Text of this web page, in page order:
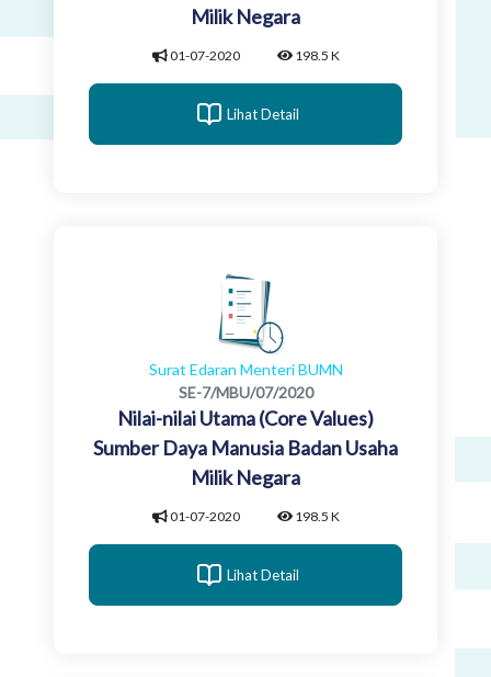
Milik Negara
01-07-2020 198.5 K
Lihat Detail
Surat Edaran Menteri BUMN
SE-7/MBU/07/2020
Nilai-nilai Utama (Core Values)
Sumber Daya Manusia Badan Usaha
Milik Negara
01-07-2020 198.5 K
Lihat Detail